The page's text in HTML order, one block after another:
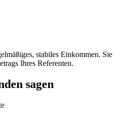
stabiles Einkommen. Sie
Ihres Referenten.
sagen